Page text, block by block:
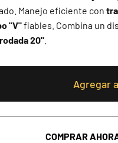
Manejo eficiente con
"V"fiables. Combina un
rodada 20"
Agregar
COMPRAR